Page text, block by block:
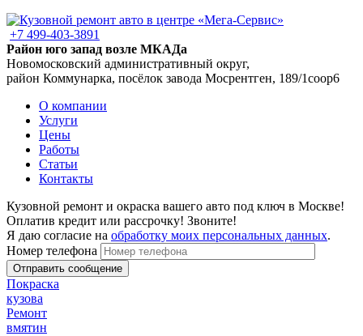
+7 499-403-3891
Район юго запад возле МКАДа
Новомосковский административный округ,
район Коммунарка, посёлок завода Мосрентген, 189/1соор6
О компании
Услуги
Цены
Работы
Статьи
Контакты
Кузовной ремонт и окраска вашего авто под ключ в Москве!
Оплатив кредит или рассрочку! Звоните!
Я даю согласие на обработку моих персональных данных.
Номер телефона
Покраска
кузова
Ремонт
вмятин